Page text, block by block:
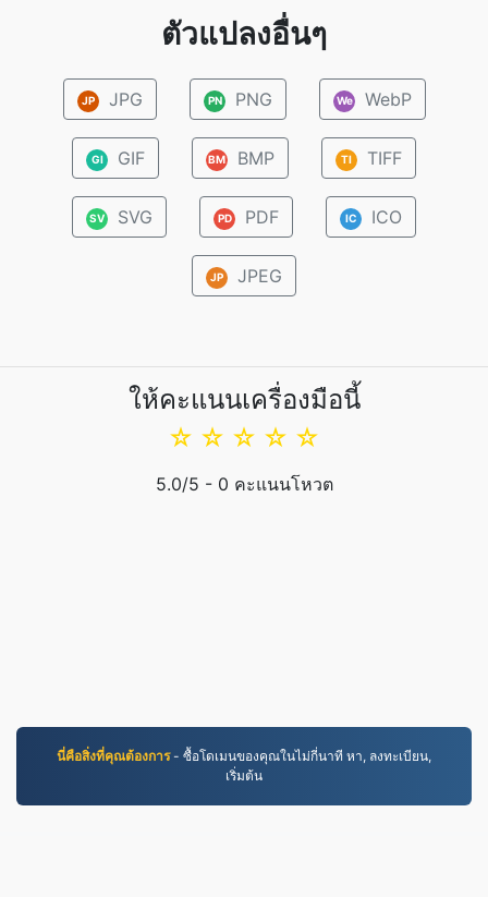
ตัวแปลงอื่นๆ
JP JPG PN PNG We WebP
GI GIF BM BMP TI TIFF
SV SVG PD PDF IC ICO
JP JPEG
ให้คะแนนเครื่องมือนี้
☆
☆
☆
☆
☆
5.0/5 - 0 คะแนนโหวต
นี่คือสิ่งที่คุณต้องการ- ซื้อโดเมนของคุณในไม่กี่นาที หา, ลงทะเบียน,
เริ่มต้น